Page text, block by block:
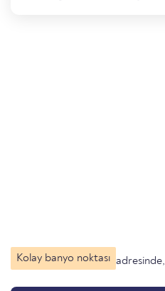
Kolay banyo noktası adresinde,